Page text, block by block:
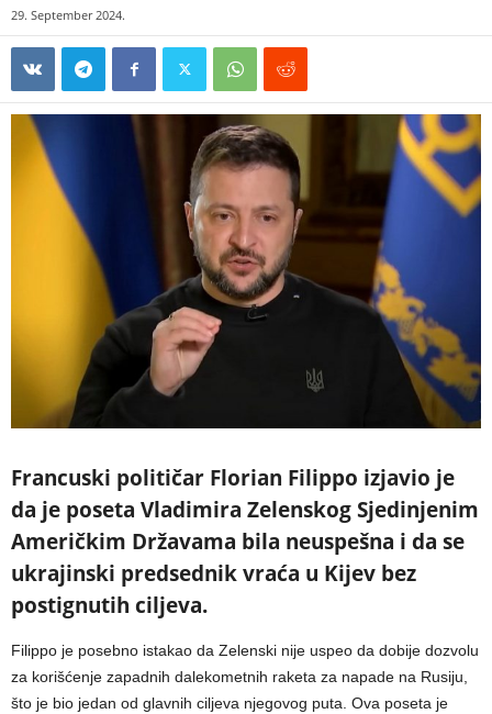
29. September 2024.
Francuski političar Florian Filippo izjavio je
da je poseta Vladimira Zelenskog Sjedinjenim
Američkim Državama bila neuspešna i da se
ukrajinski predsednik vraća u Kijev bez
postignutih ciljeva.
Filippo je posebno istakao da Zelenski nije uspeo da dobije dozvolu
za korišćenje zapadnih dalekometnih raketa za napade na Rusiju,
što je bio jedan od glavnih ciljeva njegovog puta. Ova poseta je